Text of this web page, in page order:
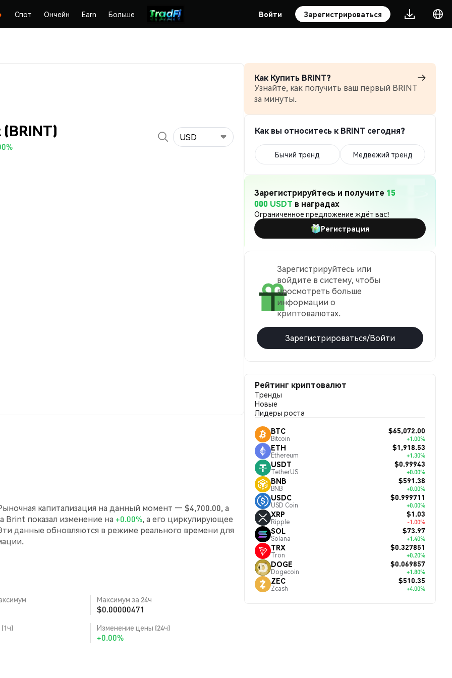
Спот Ончейн Earn Больше Войти Зарегистрироваться
USD
капитализация на данный момент — $4,700.00, а
Brint показал изменение на +0.00%, а его циркулирующее
данные обновляются в режиме реального времени для
Максимум за 24ч
$0.00000471
Изменение цены (24ч)
+0.00%
Как Купить BRINT?
Узнайте, как получить ваш первый BRINT
за минуты.
Как вы относитесь к BRINT сегодня?
Бычий тренд Медвежий тренд
Зарегистрируйтесь и получите 15
000 USDT в наградах
Ограниченное предложение ждёт вас!
Регистрация
Зарегистрируйтесь или
войдите в систему, чтобы
просмотреть больше
информации о
криптовалютах.
Зарегистрироваться/Войти
Рейтинг криптовалют
Тренды
Новые
Лидеры роста
BTC
Bitcoin
$65,072.00
+1.00%
ETH
Ethereum
$1,918.53
+1.30%
USDT
TetherUS
$0.99943
+0.00%
BNB
BNB
$591.38
+0.00%
USDC
USD Coin
$0.999711
+0.00%
XRP
Ripple
$1.03
-1.00%
SOL
Solana
$73.97
+1.40%
TRX
Tron
$0.327851
+0.20%
DOGE
Dogecoin
$0.069857
+1.80%
ZEC
Zcash
$510.35
+4.00%